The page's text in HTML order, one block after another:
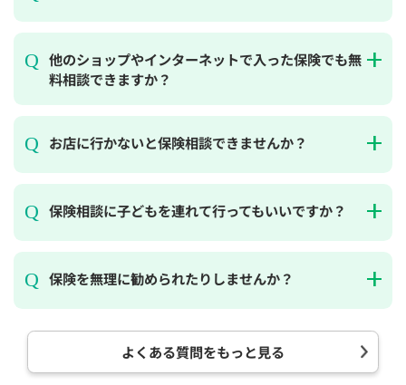
他のショップやインターネットで入った保険でも無
料相談できますか？
お店に行かないと保険相談できませんか？
保険相談に子どもを連れて行ってもいいですか？
保険を無理に勧められたりしませんか？
よくある質問をもっと見る